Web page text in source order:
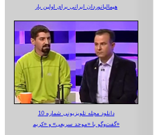
هیمالیانوردان ایرانی برای اولین بار
دانلود مجله تلویزیونی شماره 10
گفت‌وگو با «موحد سریعی» و «کریم»